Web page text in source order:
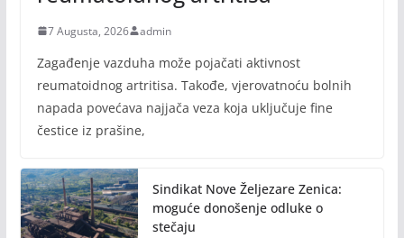
7 Augusta, 2026 admin
Zagađenje vazduha može pojačati aktivnost
reumatoidnog artritisa. Takođe, vjerovatnoću bolnih
napada povećava najjača veza koja uključuje fine
čestice iz prašine,
Sindikat Nove Željezare Zenica:
moguće donošenje odluke o
stečaju